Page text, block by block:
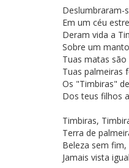
Deslumbraram-
Em um céu
Deram vida a
Sobre um
Tuas matas são
Tuas palmeiras
Os "Timbiras"
Dos teus filhos
Timbiras,
Terra de
Beleza sem fim,
Jamais vista igual